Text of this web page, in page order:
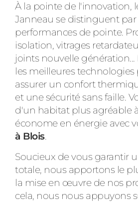
À la pointe de l'innovation,
Janneau se distinguent par
performances de pointe.
isolation, vitrages
joints nouvelle
les meilleures technologies
assurer un confort
et une sécurité sans faille.
d'un habitat plus agréable
économe en énergie avec
à Blois.
Soucieux de vous garantir
totale, nous apportons le
la mise en œuvre de nos
cela, nous nous appuyons